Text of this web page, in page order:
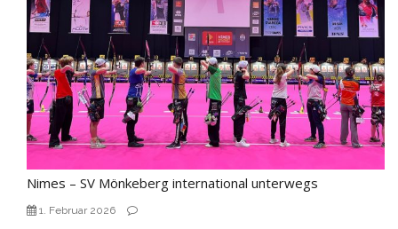
Nimes – SV Mönkeberg international unterwegs
1. Februar 2026